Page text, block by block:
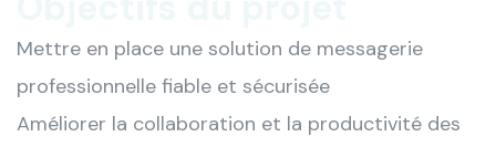
Mettre en place une solution de messagerie
professionnelle fiable et sécurisée
Améliorer la collaboration et la productivité des